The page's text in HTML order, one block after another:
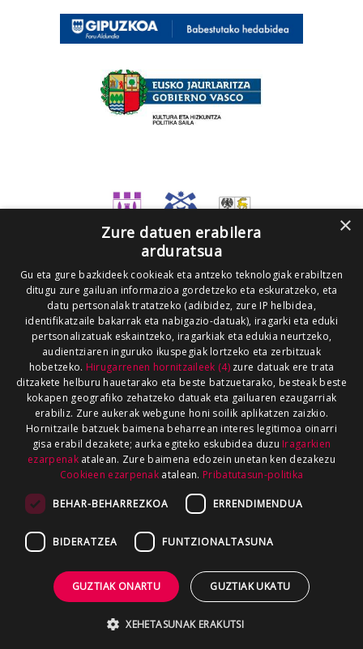
×
Zure datuen erabilera
arduratsua
Gu eta gure bazkideek cookieak eta antzeko teknologiak erabiltzen
ditugu zure gailuan informazioa gordetzeko eta eskuratzeko, eta
datu pertsonalak tratatzeko (adibidez, zure IP helbidea,
identifikatzaile bakarrak eta nabigazio-datuak), iragarki eta eduki
pertsonalizatuak eskaintzeko, iragarkiak eta edukia neurtzeko,
audientziaren inguruko ikuspegiak lortzeko eta zerbitzuak
hobetzeko. Hirugarrenen hornitzaileek (4)zure datuak ere trata
ditzakete helburu hauetarako eta beste batzuetarako, besteak beste
kokapen geografiko zehatzeko datuak eta gailuaren ezaugarriak
erabiliz. Zure aukerak webgune honi soilik aplikatzen zaizkio.
Hornitzaile batzuek baimena beharrean interes legitimoa oinarri
gisa erabil dezakete; aurka egiteko eskubidea duzu Iragarkien
ezarpenakatalean. Zure baimena edozein unetan ken dezakezu
Cookieen ezarpenak atalean. Pribatutasun-politika
BEHAR-BEHARREZKOA ERRENDIMENDUA
BIDERATZEA FUNTZIONALTASUNA
GUZTIAK ONARTU GUZTIAK UKATU
XEHETASUNAK ERAKUTSI